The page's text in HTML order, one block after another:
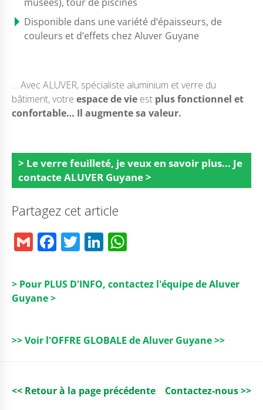
Disponible dans une variété d’épaisseurs, de
couleurs et d’effets chez Aluver Guyane
… Avec ALUVER, spécialiste aluminium et verre du
bâtiment, votre espace de vie est plus fonctionnel et
confortable… Il augmente sa valeur.
> Le verre feuilleté, je veux en savoir plus… Je
contacte ALUVER Guyane >
Partagez cet article
G
ai
l
F
c
o
T
it
r
Li
k
n
a
p
> Pour PLUS D'INFO, contactez l'équipe de Aluver
Guyane >
>> Voir l'OFFRE GLOBALE de Aluver Guyane >>
<< Retour à la page précédente Contactez-nous >>